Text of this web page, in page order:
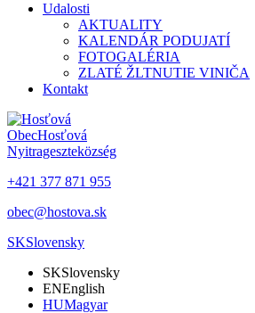
Udalosti
AKTUALITY
KALENDÁR PODUJATÍ
FOTOGALÉRIA
ZLATÉ ŽLTNUTIE VINIČA
Kontakt
ObecHosťová
Nyitrageszteközség
+421 377 871 955
obec@hostova.sk
SKSlovensky
SKSlovensky
ENEnglish
HUMagyar